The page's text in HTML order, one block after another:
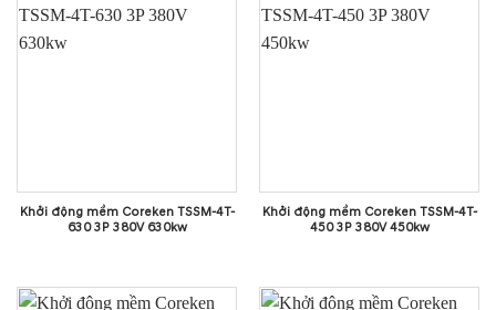
Khởi động mềm Coreken TSSM-4T-
630 3P 380V 630kw
Khởi động mềm Coreken TSSM-4T-
450 3P 380V 450kw